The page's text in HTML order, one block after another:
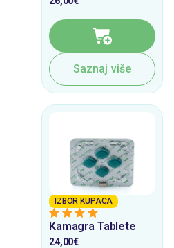
Saznaj više
IZBOR KUPACA
4from 5
Kamagra Tablete
24,00€